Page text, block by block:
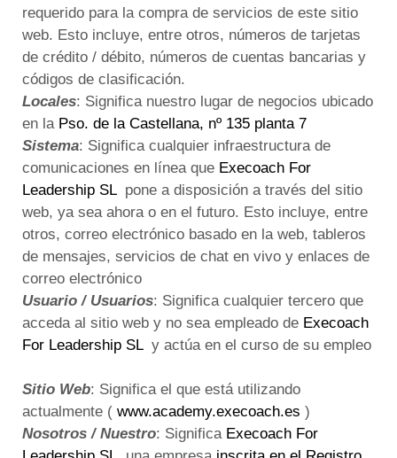
requerido para la compra de servicios de este sitio
web. Esto incluye, entre otros, números de tarjetas
de crédito / débito, números de cuentas bancarias y
códigos de clasificación.
Locales: Significa nuestro lugar de negocios ubicado
en la Pso. de la Castellana, nº 135 planta 7
Sistema: Significa cualquier infraestructura de
comunicaciones en línea que Execoach For
Leadership SLpone a disposición a través del sitio
web, ya sea ahora o en el futuro. Esto incluye, entre
otros, correo electrónico basado en la web, tableros
de mensajes, servicios de chat en vivo y enlaces de
correo electrónico
Usuario / Usuarios: Significa cualquier tercero que
acceda al sitio web y no sea empleado de Execoach
For Leadership SLy actúa en el curso de su empleo
Sitio Web: Significa el que está utilizando
actualmente ( www.academy.execoach.es )
Nosotros / Nuestro: Significa Execoach For